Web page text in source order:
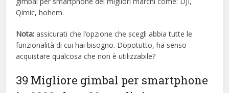
Qimic, hohem.
Nota: assicurati che l’opzione che scegli abbia tutte le
funzionalità di cui hai bisogno. Dopotutto, ha senso
acquistare qualcosa che non è utilizzabile?
39 Migliore gimbal per smartphone